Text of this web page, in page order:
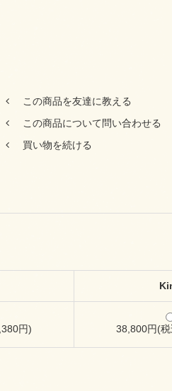
この商品を友達に教える
この商品について問い合わせる
買い物を続ける
円) 38,800円(